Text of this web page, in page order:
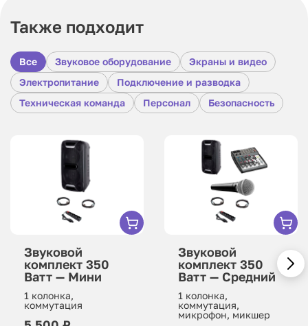
Также подходит
Все Звуковое оборудование
Экраны и видео
Электропитание
Подключение и разводка
Техническая команда
Персонал Безопасность
Звуковой
комплект 350
Ватт — Мини
1 колонка,
коммутация
Звуковой
комплект 350
Ватт — Средний
1 колонка,
коммутация,
микрофон, микшер